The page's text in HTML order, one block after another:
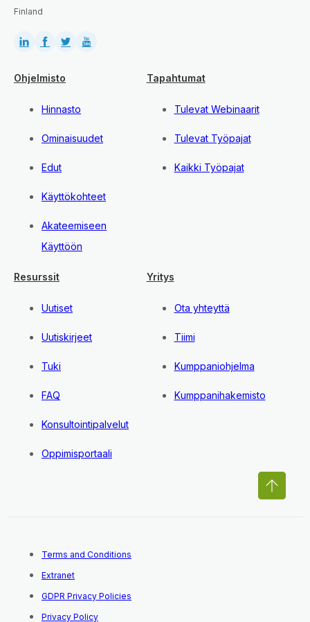
Finland
Ohjelmisto
Hinnasto
Ominaisuudet
Edut
Käyttökohteet
Akateemiseen
Käyttöön
Tapahtumat
Tulevat Webinaarit
Tulevat Työpajat
Kaikki Työpajat
Resurssit
Uutiset
Uutiskirjeet
Tuki
FAQ
Konsultointipalvelut
Oppimisportaali
Yritys
Ota yhteyttä
Tiimi
Kumppaniohjelma
Kumppanihakemisto
Terms and Conditions
Extranet
GDPR Privacy Policies
Privacy Policy